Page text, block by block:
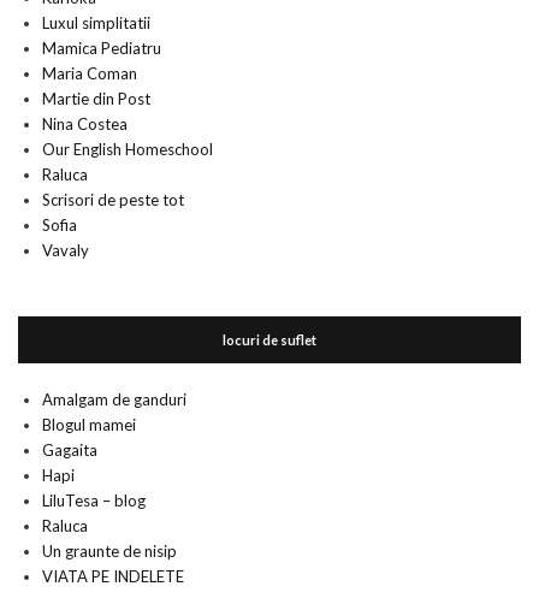
Luxul simplitatii
Mamica Pediatru
Maria Coman
Martie din Post
Nina Costea
Our English Homeschool
Raluca
Scrisori de peste tot
Sofia
Vavaly
locuri de suflet
Amalgam de ganduri
Blogul mamei
Gagaita
Hapi
LiluTesa – blog
Raluca
Un graunte de nisip
VIATA PE INDELETE